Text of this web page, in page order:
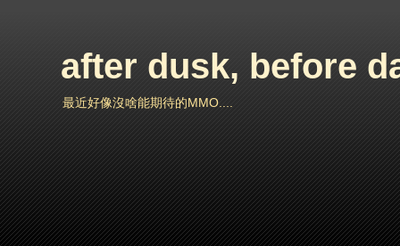
after dusk, before
最近好像沒啥能期待的MMO....